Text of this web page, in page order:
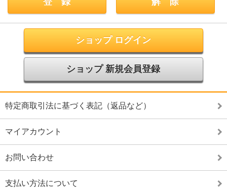
ショップ ログイン
ショップ 新規会員登録
特定商取引法に基づく表記（返品など）
マイアカウント
お問い合わせ
支払い方法について